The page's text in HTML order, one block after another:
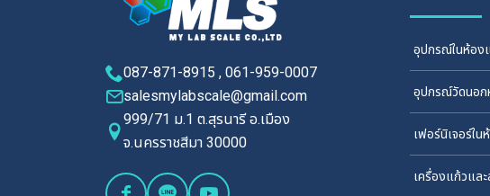
087-871-8915 , 061-959-0007
salesmylabscale@gmail.com
999/71 ม.1 ต.สุรนารี อ.เมือง
จ.นครราชสีมา 30000
อุปกรณ์ในห้อง
อุปกรณ์วัดนอก
เฟอร์นิเจอร์ใ
เครื่องแก้วและ